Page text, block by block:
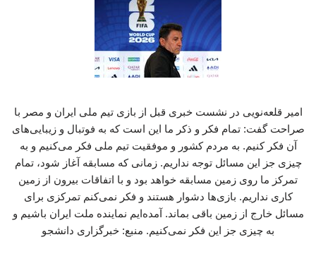
امیر قلعه‌نویی در نشست خبری قبل از بازی تیم ملی ایران و مصر با
صراحت گفت: تمام فکر و ذکر ما این است که به فوتبال و زیبایی‌های
آن فکر کنیم. به مردم کشور و موفقیت تیم ملی فکر می‌کنیم و به
چیزی جز این مسائل توجه نداریم. زمانی که مسابقه آغاز شود، تمام
تمرکز ما روی زمین مسابقه خواهد بود و با اتفاقات بیرون از زمین
کاری نداریم. بازی‌ها دشوار هستند و فکر نمی‌کنم تمرکزی برای
مسائل خارج از زمین باقی بماند. آمده‌ایم نماینده ملت ایران باشیم و
به چیزی جز این فکر نمی‌کنیم. منبع: خبرگزاری دانشجو